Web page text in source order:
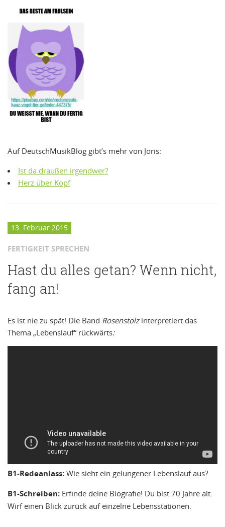
Auf DeutschMusikBlog gibt’s mehr von Joris:
Ist da draußen irgendwer?
Herz über Kopf
13. Februar 2015
FERTIGKEIT SPRECHEN
Hast du alles getan? Wenn nicht,
fang an!
Es ist nie zu spät! Die Band Rosenstolzinterpretiert das
Thema „Lebenslauf“ rückwärts:
B1-Redeanlass: Wie sieht ein gelungener Lebenslauf aus?
B1-Schreiben: Erfinde deine Biografie! Du bist 70 Jahre alt.
Wirf einen Blick zurück auf einzelne Lebensstationen.